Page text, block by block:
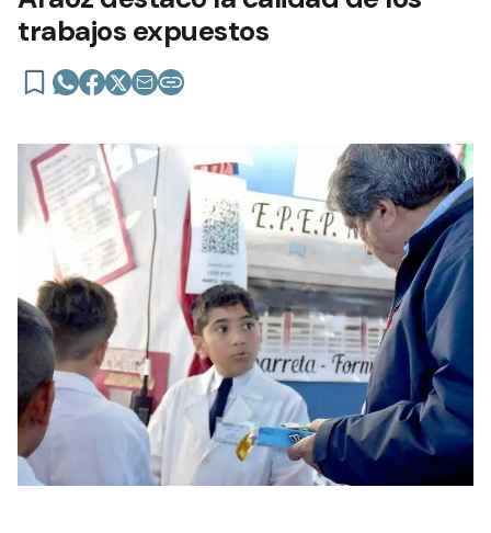
trabajos expuestos